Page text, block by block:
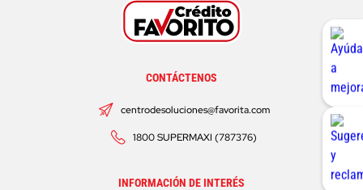
CONTÁCTENOS
centrodesoluciones@favorita.com
1800 SUPERMAXI (787376)
INFORMACIÓN DE INTERÉS